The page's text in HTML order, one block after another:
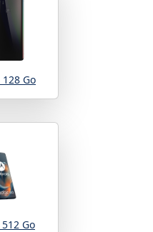
128 Go
Go